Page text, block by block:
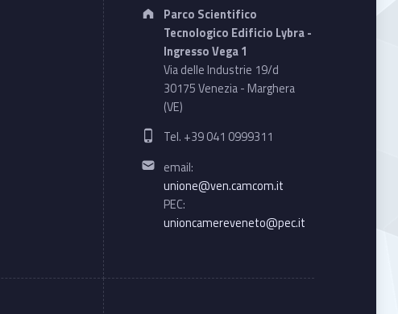
Address:
Parco Scientifico
Tecnologico Edificio Lybra -
Ingresso Vega 1
Via delle Industrie 19/d
30175 Venezia - Marghera
(VE)
Phone number:
Tel. +39 041 0999311
Email address:
email:
unione@ven.camcom.it
PEC:
unioncamereveneto@pec.it